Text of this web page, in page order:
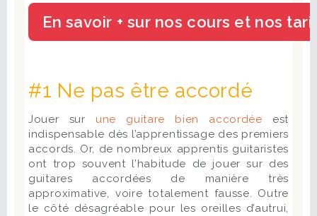
#1 Ne pas être accordé
Jouer sur une guitare bien accordée est
indispensable dès l’apprentissage des premiers
accords. Or, de nombreux apprentis guitaristes
ont trop souvent l’habitude de jouer sur des
guitares accordées de manière très
approximative, voire totalement fausse. Outre
le côté désagréable pour les oreilles d’autrui,